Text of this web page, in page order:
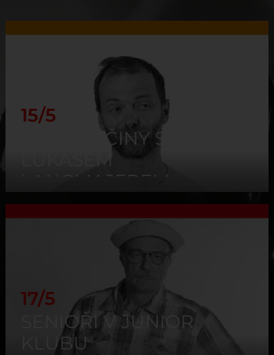
15/5
DO DIVOČINY S
LUKÁŠEM
LANGMAJEREM
17/5
SENIOŘI V JUNIOR
KLUBU